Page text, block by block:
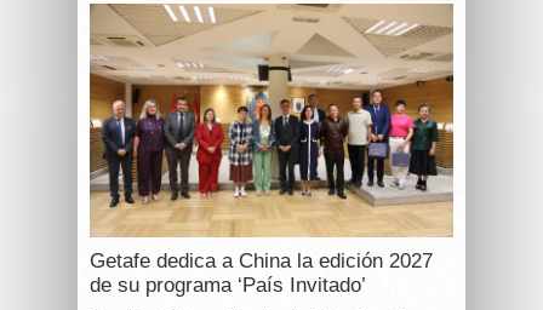
Getafe dedica a China la edición 2027
de su programa ‘País Invitado’